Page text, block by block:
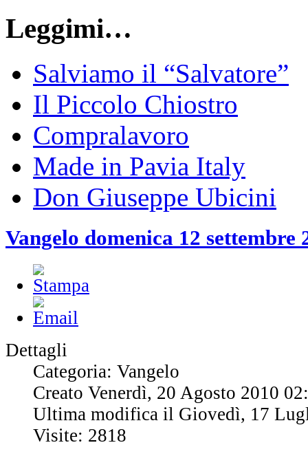
Leggimi…
Salviamo il “Salvatore”
Il Piccolo Chiostro
Compralavoro
Made in Pavia Italy
Don Giuseppe Ubicini
Vangelo domenica 12 settembre
Dettagli
Categoria: Vangelo
Creato Venerdì, 20 Agosto 2010
Ultima modifica il Giovedì, 17
Visite: 2818